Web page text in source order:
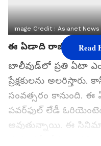
Image Credit :Asianet News
ఈ ఏడాది రాబోతున్న
బాలీవుడ్‌లో ప్రతి ఏటా
ప్రేక్షకులను
సంవత్సరం కానుంది.
పవర్‌ఫుల్ లేడీ
అవుతున్నాయి. ఈ
Read